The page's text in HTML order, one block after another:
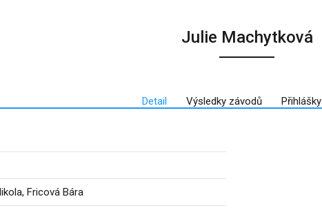
Julie Machytková
Detail Výsledky závodů Přihlášky
Fricová Bára